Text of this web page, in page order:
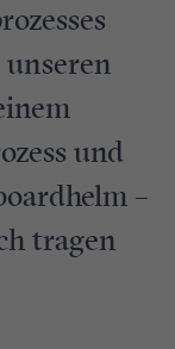
und
–
tragen